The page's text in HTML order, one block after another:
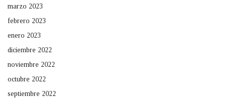
marzo 2023
febrero 2023
enero 2023
diciembre 2022
noviembre 2022
octubre 2022
septiembre 2022